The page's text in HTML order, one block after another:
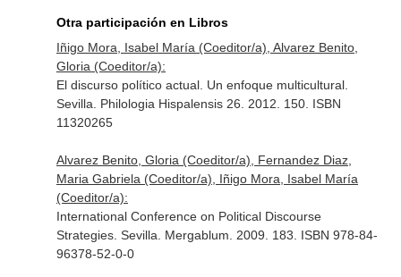
Otra participación en Libros
Iñigo Mora, Isabel María (Coeditor/a), Alvarez Benito,
Gloria (Coeditor/a):
El discurso político actual. Un enfoque multicultural.
Sevilla. Philologia Hispalensis 26. 2012. 150. ISBN
11320265
Alvarez Benito, Gloria (Coeditor/a), Fernandez Diaz,
Maria Gabriela (Coeditor/a), Iñigo Mora, Isabel María
(Coeditor/a):
International Conference on Political Discourse
Strategies. Sevilla. Mergablum. 2009. 183. ISBN 978-84-
96378-52-0-0